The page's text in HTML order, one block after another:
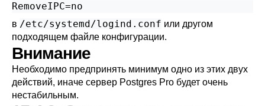
RemoveIPC=no
в /etc/systemd/logind.conf или другом
подходящем файле конфигурации.
Внимание
Необходимо предпринять минимум одно из этих двух
действий, иначе сервер Postgres Pro будет очень
нестабильным.